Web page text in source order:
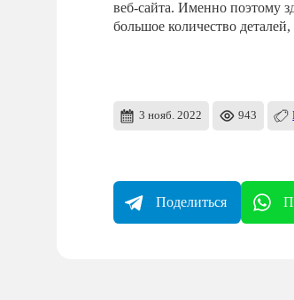
веб-сайта. Именно поэтому
большое количество
3 нояб. 2022 943
Поделиться